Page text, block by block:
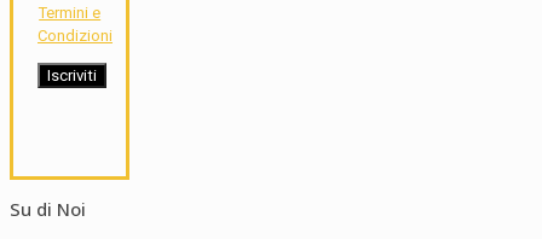
Termini e
Condizioni
Su di Noi